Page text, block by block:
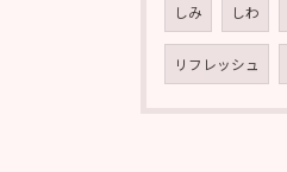
しみ しわ
リフレッシュ